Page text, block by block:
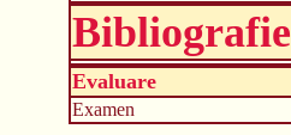
Bibliografie
Evaluare
Examen